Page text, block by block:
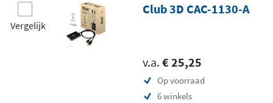
Vergelijk
Club 3D CAC-1130-A
v.a. € 25,25
Op voorraad
6 winkels